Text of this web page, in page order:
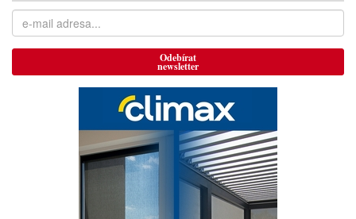
Odebírat
newsletter